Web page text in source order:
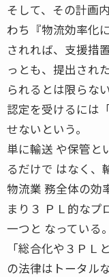
そして、その計画
わち『物流効率化
されれば、支援措
っとも、提出され
られるとは限らない
認定を受けるには
せないという。
単に輸送 や保管と
るだけで はなく、
物流業 務全体の効
まり３ ＰＬ的なプ
一つと なっている。
「総合化や３ＰＬ
の法律はトータル